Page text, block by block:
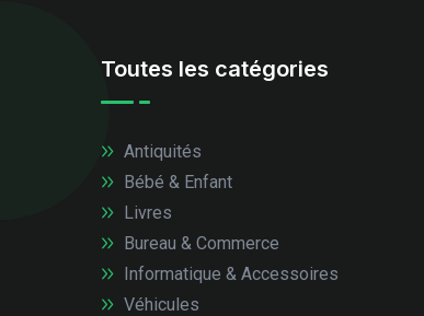
Toutes les catégories
Antiquités
Bébé & Enfant
Livres
Bureau & Commerce
Informatique & Accessoires
Véhicules